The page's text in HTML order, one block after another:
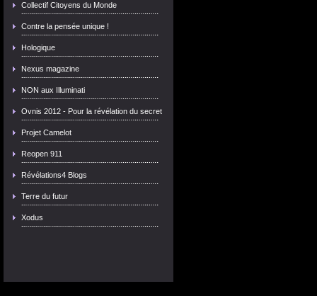
Collectif Citoyens du Monde
Contre la pensée unique !
Hologique
Nexus magazine
NON aux Illuminati
Ovnis 2012 - Pour la révélation du secret
Projet Camelot
Reopen 911
Révélations4 Blogs
Terre du futur
Xodus